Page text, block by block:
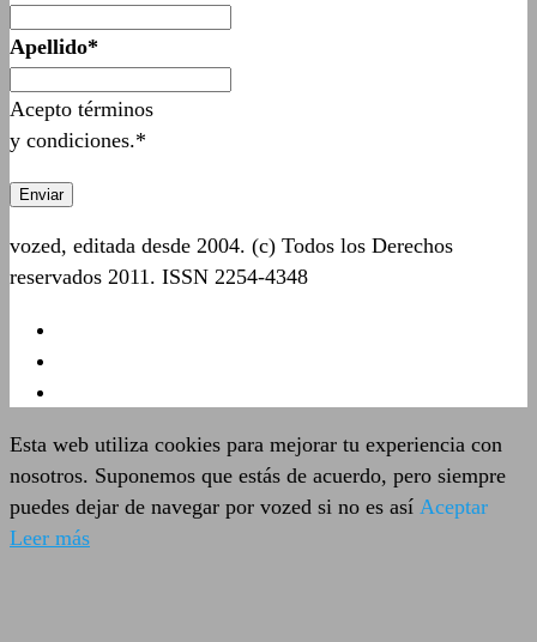
Apellido*
Acepto términos
y condiciones.*
vozed, editada desde 2004. (c) Todos los Derechos
reservados 2011. ISSN 2254-4348
Esta web utiliza cookies para mejorar tu experiencia con
nosotros. Suponemos que estás de acuerdo, pero siempre
puedes dejar de navegar por vozed si no es así Aceptar
Leer más